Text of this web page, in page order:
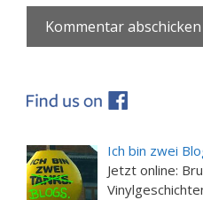
Ich bin zwei
Jetzt online: